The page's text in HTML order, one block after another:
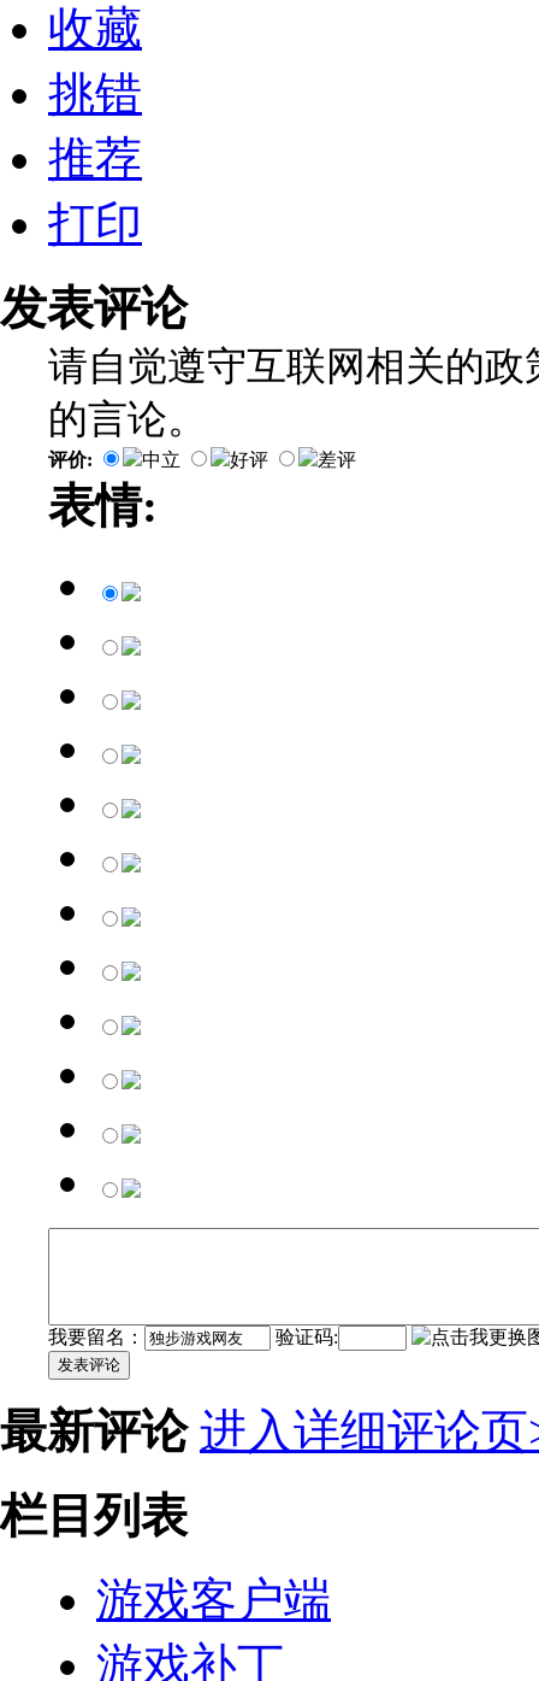
收藏
挑错
推荐
打印
发表评论
请自觉遵守互联网相关的
的言论。
评价: 中立 好评 差评
表情:
我要留名： 验证码:
发表评论
最新评论 进入详细评论页
栏目列表
游戏客户端
游戏补丁